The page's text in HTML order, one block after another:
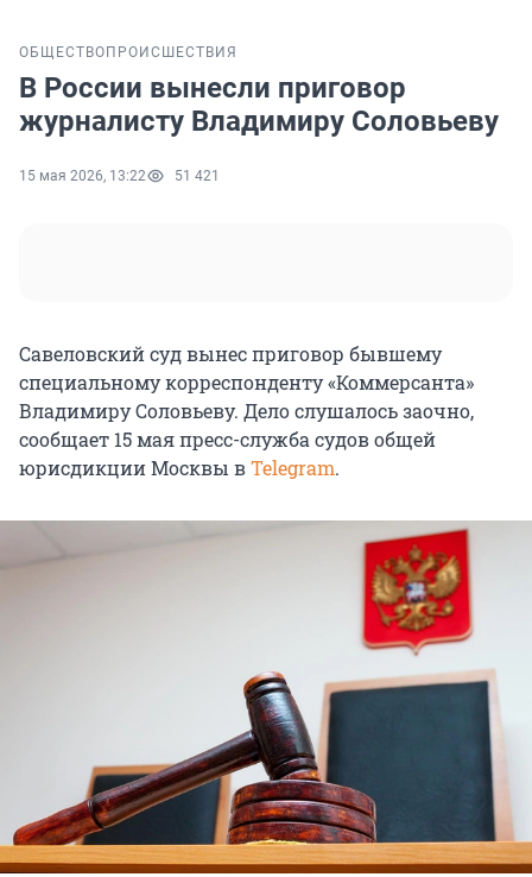
ОБЩЕСТВО ПРОИСШЕСТВИЯ
В России вынесли приговор
журналисту Владимиру Соловьеву
15 мая 2026, 13:22 51 421
Савеловский суд вынес приговор бывшему
специальному корреспонденту «Коммерсанта»
Владимиру Соловьеву. Дело слушалось заочно,
сообщает 15 мая пресс-служба судов общей
юрисдикции Москвы вTelegram.